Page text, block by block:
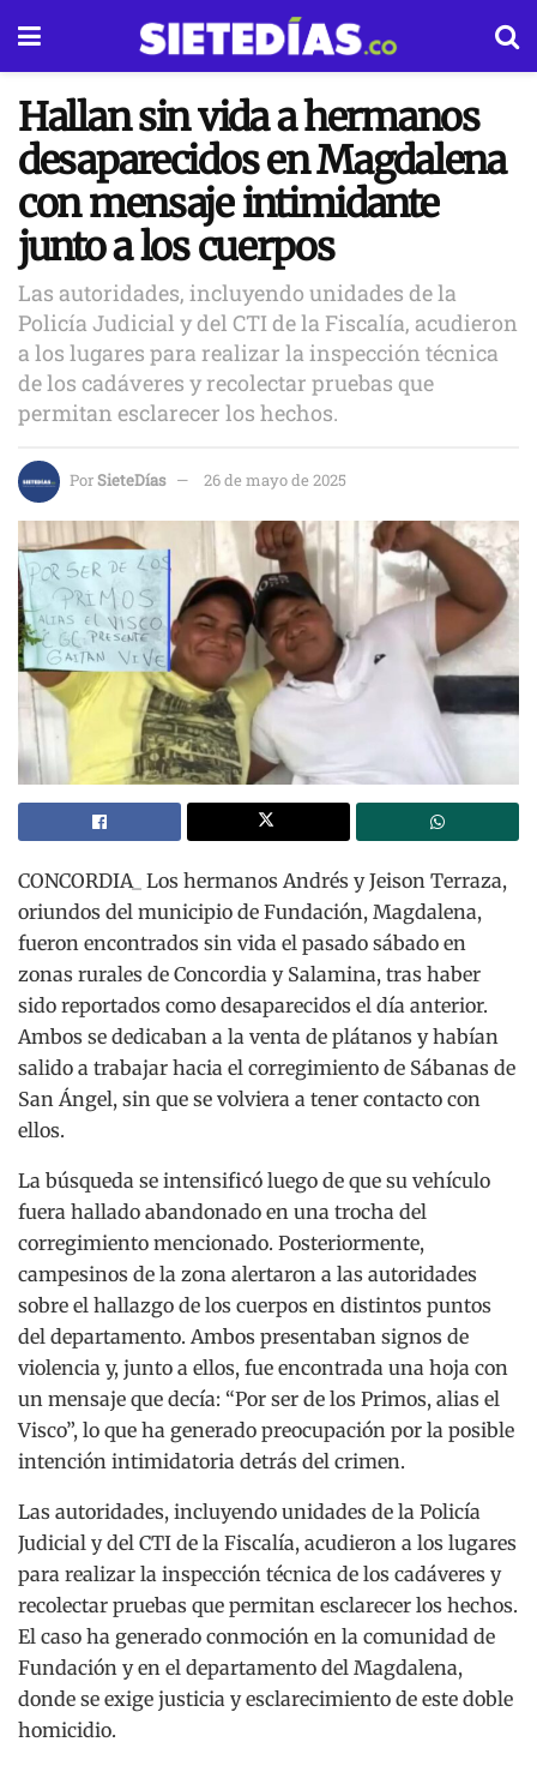
Hallan sin vida a hermanos
desaparecidos en Magdalena
con mensaje intimidante
junto a los cuerpos
Las autoridades, incluyendo unidades de la
Policía Judicial y del CTI de la Fiscalía, acudieron
a los lugares para realizar la inspección técnica
de los cadáveres y recolectar pruebas que
permitan esclarecer los hechos.
PorSieteDías 26 de mayo de 2025
CONCORDIA_ Los hermanos Andrés y Jeison Terraza,
oriundos del municipio de Fundación, Magdalena,
fueron encontrados sin vida el pasado sábado en
zonas rurales de Concordia y Salamina, tras haber
sido reportados como desaparecidos el día anterior.
Ambos se dedicaban a la venta de plátanos y habían
salido a trabajar hacia el corregimiento de Sábanas de
San Ángel, sin que se volviera a tener contacto con
ellos.
La búsqueda se intensificó luego de que su vehículo
fuera hallado abandonado en una trocha del
corregimiento mencionado. Posteriormente,
campesinos de la zona alertaron a las autoridades
sobre el hallazgo de los cuerpos en distintos puntos
del departamento. Ambos presentaban signos de
violencia y, junto a ellos, fue encontrada una hoja con
un mensaje que decía: “Por ser de los Primos, alias el
Visco”, lo que ha generado preocupación por la posible
intención intimidatoria detrás del crimen.
Las autoridades, incluyendo unidades de la Policía
Judicial y del CTI de la Fiscalía, acudieron a los lugares
para realizar la inspección técnica de los cadáveres y
recolectar pruebas que permitan esclarecer los hechos.
El caso ha generado conmoción en la comunidad de
Fundación y en el departamento del Magdalena,
donde se exige justicia y esclarecimiento de este doble
homicidio.